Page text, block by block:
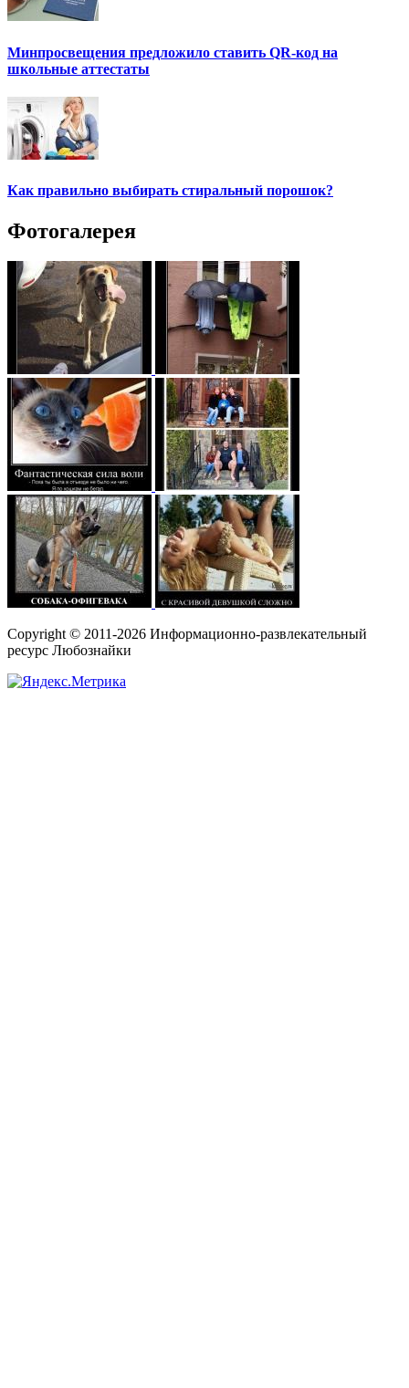
Минпросвещения предложило ставить QR-код на
школьные аттестаты
Как правильно выбирать стиральный порошок?
Фотогалерея
Copyright © 2011-2026 Информационно-развлекательный
ресурс Любознайки